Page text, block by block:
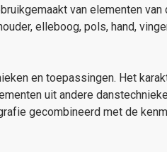
van elementen
elleboog, pols, hand,
en toepassingen. Het
uit andere
gecombineerd met de